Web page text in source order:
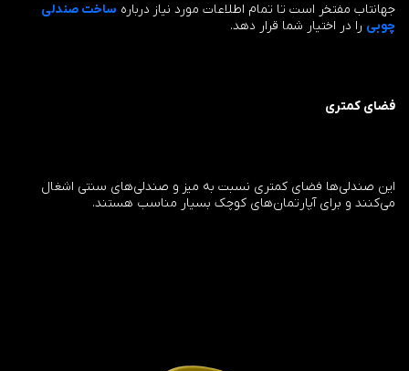
جهانتاب مفتخر است تا تمام اطلاعات مورد نیاز درباره ساخت صندلی
چوبی را در اختیار شما قرار دهد.
فضای کمتری
این صندلی‌ها فضای کمتری نسبت به میز و صندلی‌های سنتی اشغال
می‌کنند و برای آپارتمان‌های کوچک بسیار مناسب هستند.